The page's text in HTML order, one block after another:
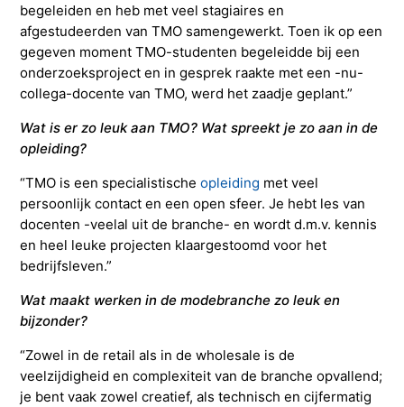
begeleiden en heb met veel stagiaires en
afgestudeerden van TMO samengewerkt. Toen ik op een
gegeven moment TMO-studenten begeleidde bij een
onderzoeksproject en in gesprek raakte met een -nu-
collega-docente van TMO, werd het zaadje geplant.”
Wat is er zo leuk aan TMO? Wat spreekt je zo aan in de
opleiding?
“TMO is een specialistischeopleiding met veel
persoonlijk contact en een open sfeer. Je hebt les van
docenten -veelal uit de branche- en wordt d.m.v. kennis
en heel leuke projecten klaargestoomd voor het
bedrijfsleven.”
Wat maakt werken in de modebranche zo leuk en
bijzonder?
“Zowel in de retail als in de wholesale is de
veelzijdigheid en complexiteit van de branche opvallend;
je bent vaak zowel creatief, als technisch en cijfermatig